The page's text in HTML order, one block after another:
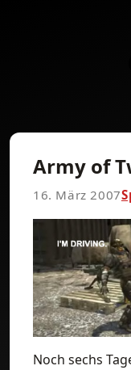
Army of
16. März 2007
Noch sechs